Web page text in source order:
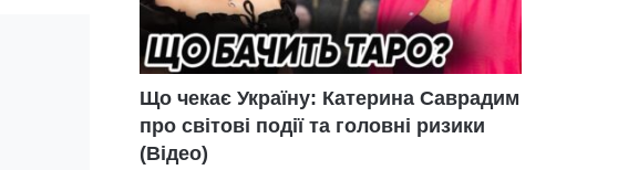
Що чекає Україну: Катерина Саврадим
про світові події та головні ризики
(Відео)